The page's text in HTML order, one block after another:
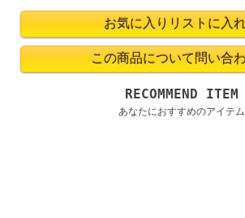
RECOMMEND ITEM
あなたにおすすめのアイテム